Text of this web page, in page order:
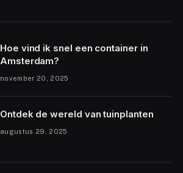
Hoe vind ik snel een container in
Amsterdam?
november 20, 2025
Ontdek de wereld van tuinplanten
augustus 29, 2025